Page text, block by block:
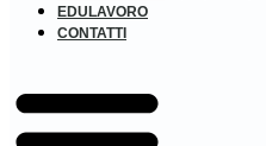
EDULAVORO
CONTATTI